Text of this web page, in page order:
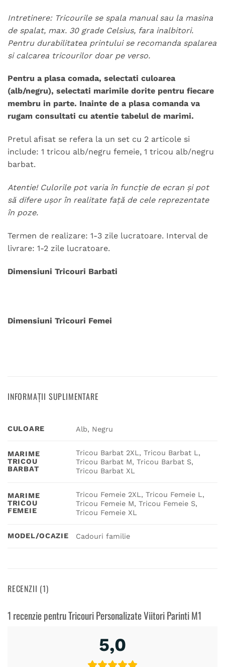
Intretinere: Tricourile se spala manual sau la masina
de spalat, max. 30 grade Celsius, fara inalbitori.
Pentru durabilitatea printului se recomanda spalarea
si calcarea tricourilor doar pe verso.
Pentru a plasa comada, selectati culoarea
(alb/negru), selectati marimile dorite pentru fiecare
membru in parte. Inainte de a plasa comanda va
rugam consultati cu atentie tabelul de marimi.
Pretul afisat se refera la un set cu 2 articole si
include: 1 tricou alb/negru femeie, 1 tricou alb/negru
barbat.
Atentie! Culorile pot varia în funcție de ecran și pot
să difere ușor în realitate față de cele reprezentate
în poze.
Termen de realizare: 1-3 zile lucratoare. Interval de
livrare: 1-2 zile lucratoare.
Dimensiuni Tricouri Barbati
Dimensiuni Tricouri Femei
INFORMAȚII SUPLIMENTARE
CULOARE Alb, Negru
MARIME
TRICOU
BARBAT
Tricou Barbat 2XL, Tricou Barbat L,
Tricou Barbat M, Tricou Barbat S,
Tricou Barbat XL
MARIME
TRICOU
FEMEIE
Tricou Femeie 2XL, Tricou Femeie L,
Tricou Femeie M, Tricou Femeie S,
Tricou Femeie XL
MODEL/OCAZIE Cadouri familie
RECENZII (1)
1 recenzie pentruTricouri Personalizate Viitori Parinti M1
5,0